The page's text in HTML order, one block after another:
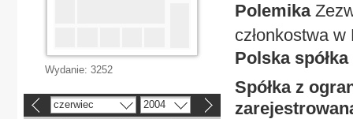
Polemika
członkostwa
Polska
Spółka z
Wydanie: 3252
czerwiec 2004